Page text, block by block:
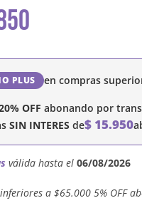
PLUS en compras
OFF abonando por
SIN INTERES de$15.950
válida hasta el 06/08/2026
inferiores a $65.000 5% OFF